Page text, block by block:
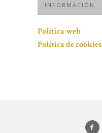
INFORMACIÓN
Política web
Política de cookies